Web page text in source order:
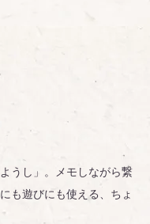
うし」。メモしながら繋
も遊びにも使える、ちょ